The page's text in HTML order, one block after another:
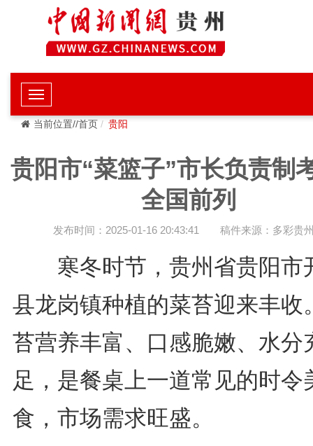
当前位置//首页 贵阳
贵阳市“菜篮子”市长负责制
全国前列
发布时间：2025-01-16 20:43:41 稿件来源：多彩贵
寒冬时节，贵州省贵阳市
县龙岗镇种植的菜苔迎来丰收
苔营养丰富、口感脆嫩、水分
足，是餐桌上一道常见的时令
食，市场需求旺盛。